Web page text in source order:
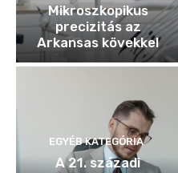
Mikroszkopikus
precizitás az
Arkansas kövekkel
EGYÉB KATEGÓRIA
A 21. századi